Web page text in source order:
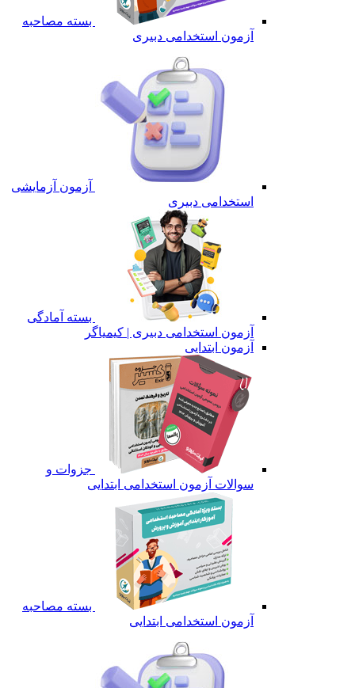
بسته مصاحبه
آزمون استخدامی دبیری
آزمون آزمایشی
استخدامی دبیری
بسته آمادگی
آزمون استخدامی دبیری | کیمیاگر
آزمون ابتدایی
جزوات و
سوالات آزمون استخدامی ابتدایی
بسته مصاحبه
آزمون استخدامی ابتدایی